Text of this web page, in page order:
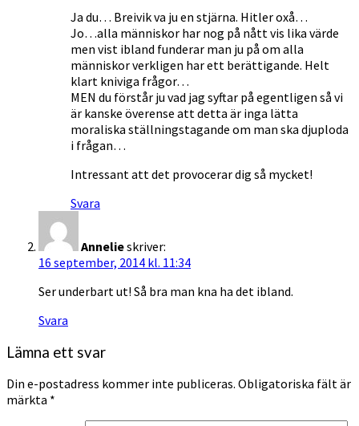
Ja du… Breivik va ju en stjärna. Hitler oxå…
Jo…alla människor har nog på nått vis lika värde
men vist ibland funderar man ju på om alla
människor verkligen har ett berättigande. Helt
klart kniviga frågor…
MEN du förstår ju vad jag syftar på egentligen så vi
är kanske överense att detta är inga lätta
moraliska ställningstagande om man ska djuploda
i frågan…
Intressant att det provocerar dig så mycket!
Svara
Annelieskriver:
16 september, 2014 kl. 11:34
Ser underbart ut! Så bra man kna ha det ibland.
Svara
Lämna ett svar
Din e-postadress kommer inte publiceras. Obligatoriska fält är
märkta *